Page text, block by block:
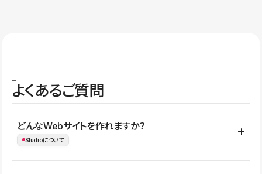
よくあるご質問
どんなWebサイトを作れますか？
Studioについて